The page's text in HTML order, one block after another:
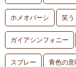
ホメオパーシ 笑う
ガイアシンフォニー
スプレー 青色の意